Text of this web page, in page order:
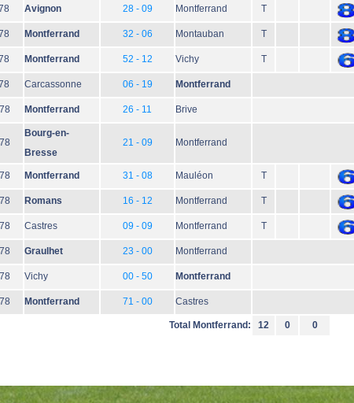
Avignon 28 - 09 Montferrand T
Montferrand 32 - 06 Montauban T
Montferrand 52 - 12 Vichy T
Carcassonne 06 - 19 Montferrand
Montferrand 26 - 11 Brive
Bourg-en-
Bresse
21 - 09 Montferrand
Montferrand 31 - 08 Mauléon T
Romans 16 - 12 Montferrand T
Castres 09 - 09 Montferrand T
Graulhet 23 - 00 Montferrand
Vichy 00 - 50 Montferrand
Montferrand 71 - 00 Castres
Total Montferrand: 12 0 0